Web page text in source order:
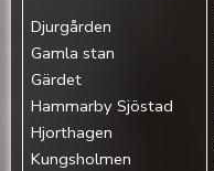
Djurgården‎
Gamla stan‎
Gärdet‎
Hammarby Sjöstad
Hjorthagen‎
Kungsholmen‎